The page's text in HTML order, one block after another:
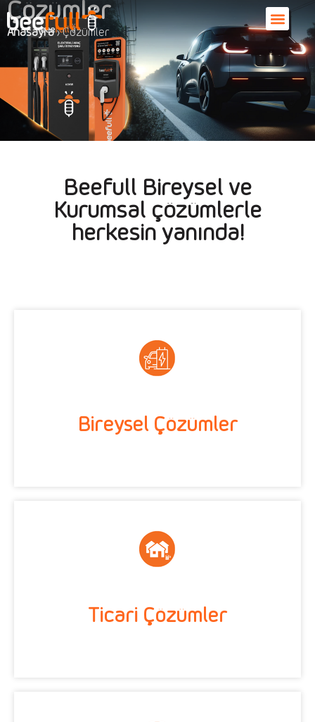
Çözümler
Anasayfa ›Çözümler
Beefull Bireysel ve
Kurumsal çözümlerle
herkesin yanında!
Bireysel Çözümler
Ticari Çözümler